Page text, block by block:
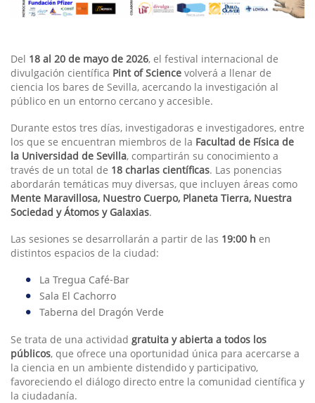
Del 18 al 20 de mayo de 2026, el festival internacional de
divulgación científica Pint of Science volverá a llenar de
ciencia los bares de Sevilla, acercando la investigación al
público en un entorno cercano y accesible.
Durante estos tres días, investigadoras e investigadores, entre
los que se encuentran miembros de la Facultad de Física de
la Universidad de Sevilla, compartirán su conocimiento a
través de un total de 18 charlas científicas. Las ponencias
abordarán temáticas muy diversas, que incluyen áreas como
Mente Maravillosa, Nuestro Cuerpo, Planeta Tierra, Nuestra
Sociedad y Átomos y Galaxias.
Las sesiones se desarrollarán a partir de las 19:00 h en
distintos espacios de la ciudad:
La Tregua Café-Bar
Sala El Cachorro
Taberna del Dragón Verde
Se trata de una actividad gratuita y abierta a todos los
públicos, que ofrece una oportunidad única para acercarse a
la ciencia en un ambiente distendido y participativo,
favoreciendo el diálogo directo entre la comunidad científica y
la ciudadanía.